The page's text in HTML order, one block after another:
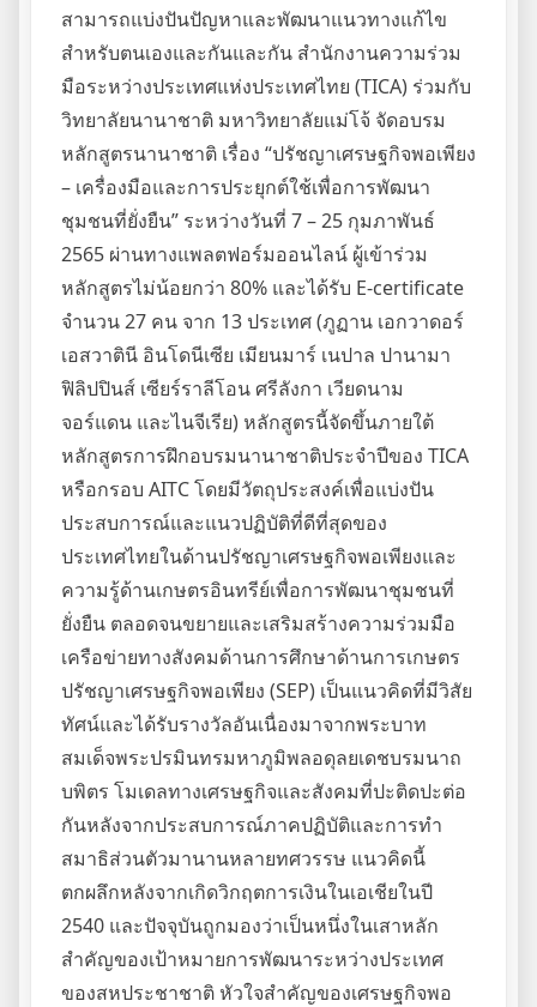
สามารถแบ่งปันปัญหาและพัฒนาแนวทางแก้ไข
สำหรับตนเองและกันและกัน สำนักงานความร่วม
มือระหว่างประเทศแห่งประเทศไทย (TICA) ร่วมกับ
วิทยาลัยนานาชาติ มหาวิทยาลัยแม่โจ้ จัดอบรม
หลักสูตรนานาชาติ เรื่อง “ปรัชญาเศรษฐกิจพอเพียง
– เครื่องมือและการประยุกต์ใช้เพื่อการพัฒนา
ชุมชนที่ยั่งยืน” ระหว่างวันที่ 7 – 25 กุมภาพันธ์
2565 ผ่านทางแพลตฟอร์มออนไลน์ ผู้เข้าร่วม
หลักสูตรไม่น้อยกว่า 80% และได้รับ E-certificate
จำนวน 27 คน จาก 13 ประเทศ (ภูฏาน เอกวาดอร์
เอสวาตินี อินโดนีเซีย เมียนมาร์ เนปาล ปานามา
ฟิลิปปินส์ เซียร์ราลีโอน ศรีลังกา เวียดนาม
จอร์แดน และไนจีเรีย) หลักสูตรนี้จัดขึ้นภายใต้
หลักสูตรการฝึกอบรมนานาชาติประจำปีของ TICA
หรือกรอบ AITC โดยมีวัตถุประสงค์เพื่อแบ่งปัน
ประสบการณ์และแนวปฏิบัติที่ดีที่สุดของ
ประเทศไทยในด้านปรัชญาเศรษฐกิจพอเพียงและ
ความรู้ด้านเกษตรอินทรีย์เพื่อการพัฒนาชุมชนที่
ยั่งยืน ตลอดจนขยายและเสริมสร้างความร่วมมือ
เครือข่ายทางสังคมด้านการศึกษาด้านการเกษตร
ปรัชญาเศรษฐกิจพอเพียง (SEP) เป็นแนวคิดที่มีวิสัย
ทัศน์และได้รับรางวัลอันเนื่องมาจากพระบาท
สมเด็จพระปรมินทรมหาภูมิพลอดุลยเดชบรมนาถ
บพิตร โมเดลทางเศรษฐกิจและสังคมที่ปะติดปะต่อ
กันหลังจากประสบการณ์ภาคปฏิบัติและการทำ
สมาธิส่วนตัวมานานหลายทศวรรษ แนวคิดนี้
ตกผลึกหลังจากเกิดวิกฤตการเงินในเอเชียในปี
2540 และปัจจุบันถูกมองว่าเป็นหนึ่งในเสาหลัก
สำคัญของเป้าหมายการพัฒนาระหว่างประเทศ
ของสหประชาชาติ หัวใจสำคัญของเศรษฐกิจพอ